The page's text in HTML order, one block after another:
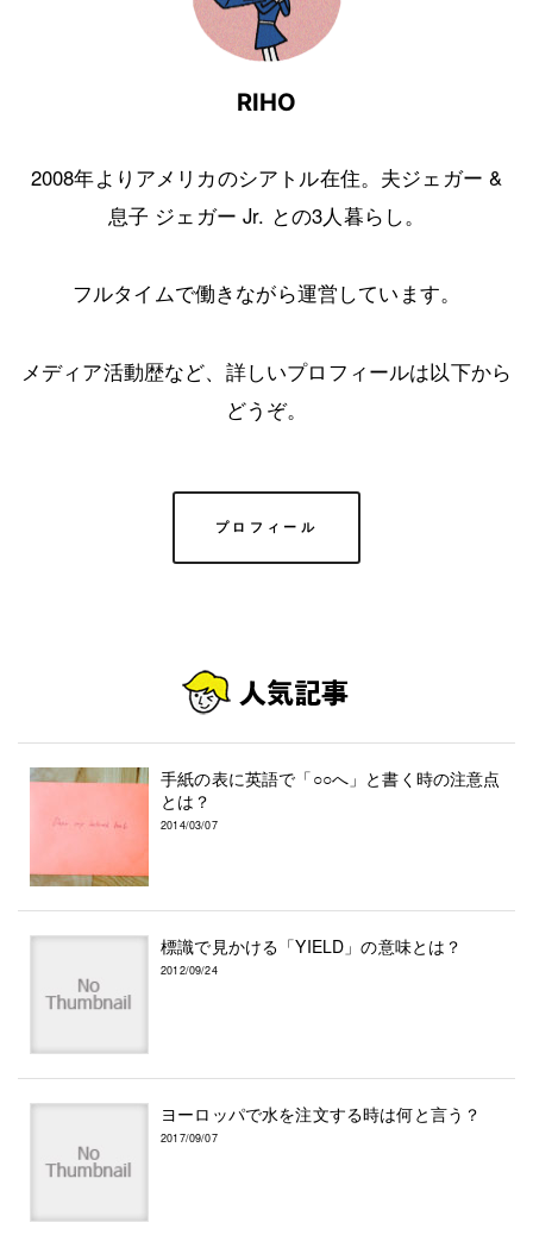
RIHO
2008年よりアメリカのシアトル在住。夫ジェガー &
息子 ジェガー Jr. との3人暮らし。
フルタイムで働きながら運営しています。
メディア活動歴など、詳しいプロフィールは以下から
どうぞ。
プロフィール
手紙の表に英語で「○○へ」と書く時の注意点
とは？
2014/03/07
標識で見かける「YIELD」の意味とは？
2012/09/24
ヨーロッパで水を注文する時は何と言う？
2017/09/07